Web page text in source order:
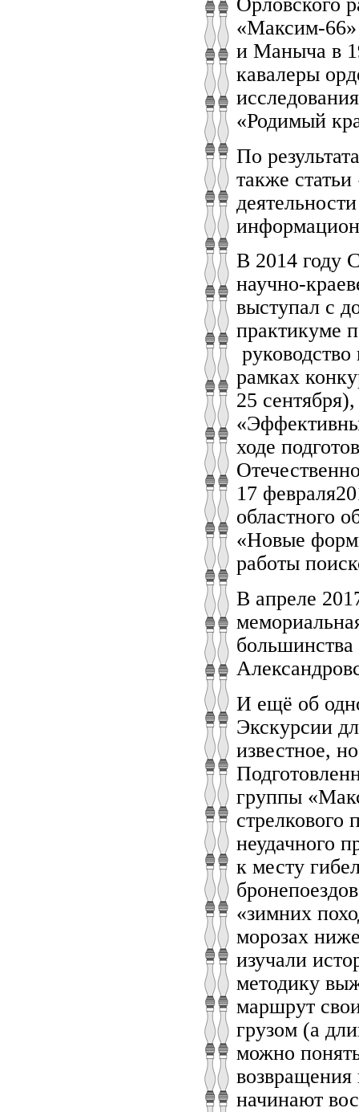
«Максим-66»
и Маныча в
кавалеры
«Родимый
По
также
В 2014 году
научно-
выступал с
практикуме
рамках
25
ходе
17
областного
«Новые
работы
В апреле
И ещё об
Экскурсии
известное,
группы
стрелкового
неудачного
к месту
«зимних
морозах
изучали
методику
маршрут
грузом (а
можно
возвращения
начинают